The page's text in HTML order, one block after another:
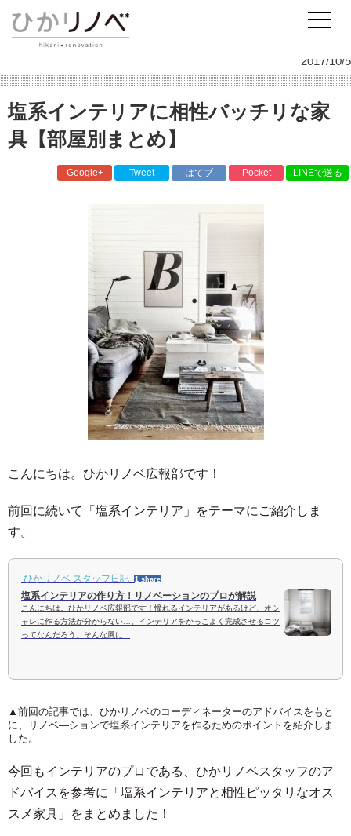
リノベーションのひかリノベ
塩系インテリアに相性バッチリな家具【部屋別まとめ】
2017/10/5
塩系インテリアに相性バッチリな家
具【部屋別まとめ】
Google+ Tweet はてブ Pocket LINEで送る
こんにちは。ひかリノベ広報部です！
前回に続いて「塩系インテリア」をテーマにご紹介しま
す。
ひかリノベ スタッフ日記 1 share
塩系インテリアの作り方！リノベーションのプロが解説
こんにちは。ひかリノベ広報部です！憧れるインテリアがあるけど、オシ
ャレに作る方法が分からない…。インテリアをかっこよく完成させるコツ
ってなんだろう。そんな風に...
▲前回の記事では、ひかリノベのコーディネーターのアドバイスをもと
に、リノベ―ションで塩系インテリアを作るためのポイントを紹介しま
した。
今回もインテリアのプロである、ひかリノベスタッフのア
ドバイスを参考に「塩系インテリアと相性ピッタリなオス
スメ家具」をまとめました！